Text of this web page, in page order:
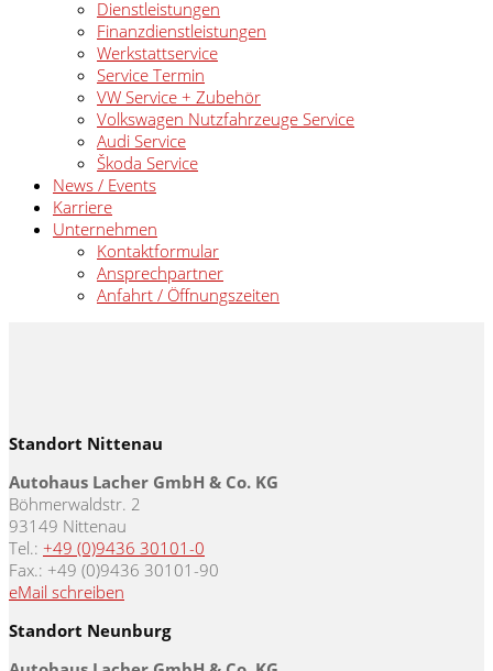
Dienstleistungen
Finanzdienstleistungen
Werkstattservice
Service Termin
VW Service + Zubehör
Volkswagen Nutzfahrzeuge Service
Audi Service
Škoda Service
News / Events
Karriere
Unternehmen
Kontaktformular
Ansprechpartner
Anfahrt / Öffnungszeiten
Standort Nittenau
Autohaus Lacher GmbH & Co. KG
Böhmerwaldstr. 2
93149 Nittenau
Tel.: +49 (0)9436 30101-0
Fax.: +49 (0)9436 30101-90
eMail schreiben
Standort Neunburg